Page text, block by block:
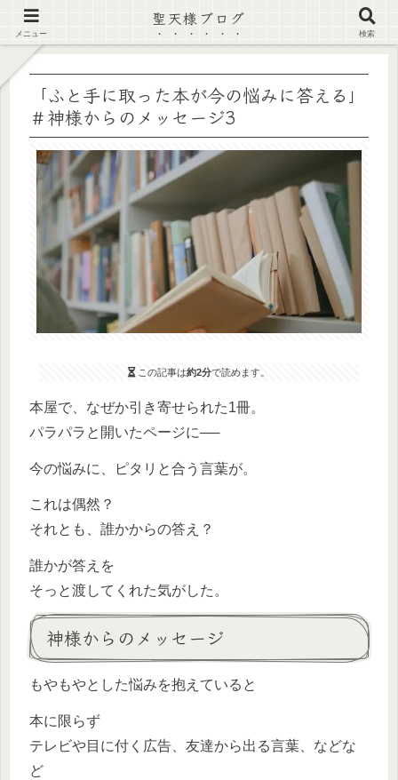
【注意喚起】偽サイト及び偽情報に注意 ▶確認する◀
「ふと手に取った本が今の悩みに答える」
＃神様からのメッセージ3
この記事は約2分で読めます。
本屋で、なぜか引き寄せられた1冊。
パラパラと開いたページに──
今の悩みに、ピタリと合う言葉が。
これは偶然？
それとも、誰かからの答え？
誰かが答えを
そっと渡してくれた気がした。
神様からのメッセージ
もやもやとした悩みを抱えていると
本に限らず
テレビや目に付く広告、友達から出る言葉、などな
ど
メニュー
聖天様ブログ
検索